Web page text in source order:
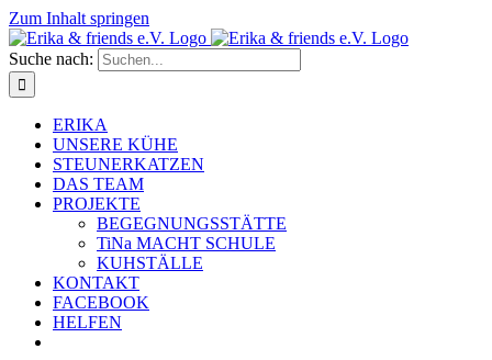
Zum Inhalt springen
Suche nach:
ERIKA
UNSERE KÜHE
STEUNERKATZEN
DAS TEAM
PROJEKTE
BEGEGNUNGSSTÄTTE
TiNa MACHT SCHULE
KUHSTÄLLE
KONTAKT
FACEBOOK
HELFEN